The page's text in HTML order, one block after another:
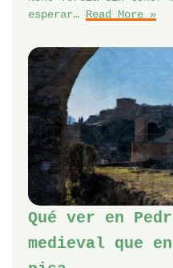
esperar… Read More »
Qué ver en
medieval que